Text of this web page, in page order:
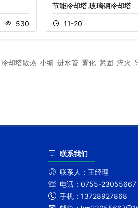
530
节能冷却塔,玻璃钢冷却塔
11-20
冷却塔散热 小编 进水管 雾化 紧固 淬火
联系我们
联系人： 王经理
电话： 0755-23055667
手机： 13728927868